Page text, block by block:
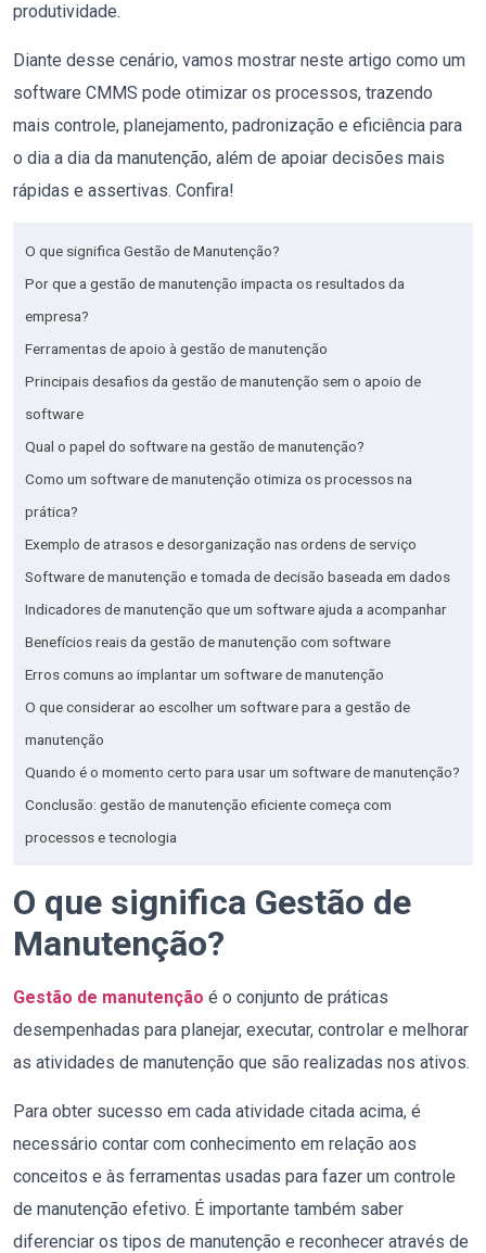
produtividade.
Diante desse cenário, vamos mostrar neste artigo como um
software CMMS pode otimizar os processos, trazendo
mais controle, planejamento, padronização e eficiência para
o dia a dia da manutenção, além de apoiar decisões mais
rápidas e assertivas. Confira!
O que significa Gestão de Manutenção?
Por que a gestão de manutenção impacta os resultados da
empresa?
Ferramentas de apoio à gestão de manutenção
Principais desafios da gestão de manutenção sem o apoio de
software
Qual o papel do software na gestão de manutenção?
Como um software de manutenção otimiza os processos na
prática?
Exemplo de atrasos e desorganização nas ordens de serviço
Software de manutenção e tomada de decisão baseada em dados
Indicadores de manutenção que um software ajuda a acompanhar
Benefícios reais da gestão de manutenção com software
Erros comuns ao implantar um software de manutenção
O que considerar ao escolher um software para a gestão de
manutenção
Quando é o momento certo para usar um software de manutenção?
Conclusão: gestão de manutenção eficiente começa com
processos e tecnologia
O que significa Gestão de
Manutenção?
Gestão de manutenção é o conjunto de práticas
desempenhadas para planejar, executar, controlar e melhorar
as atividades de manutenção que são realizadas nos ativos.
Para obter sucesso em cada atividade citada acima, é
necessário contar com conhecimento em relação aos
conceitos e às ferramentas usadas para fazer um controle
de manutenção efetivo. É importante também saber
diferenciar os tipos de manutenção e reconhecer através de